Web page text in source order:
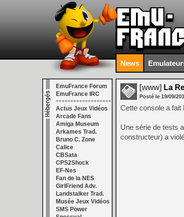
News
EmuFrance Forum
EmuFrance IRC
===================
Actus Jeux Vidéos
Arcade Fans
Amiga Museum
Arkames Trad.
Bruno C. Zone
Calice
CBSata
CPS2Shock
EF-Nes
Fan de la NES
GirlFriend Adv.
Landstalker Trad.
Musée Jeux Vidéos
SMS Power
[www] La
Posté le 19/09/
Cette console a fait
Une série de tests
constructeur) a